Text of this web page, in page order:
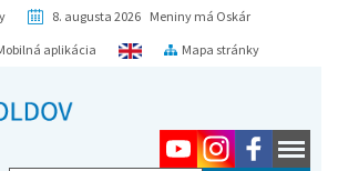
8. augusta 2026 Meniny má Oskár
aplikácia Mapa stránky